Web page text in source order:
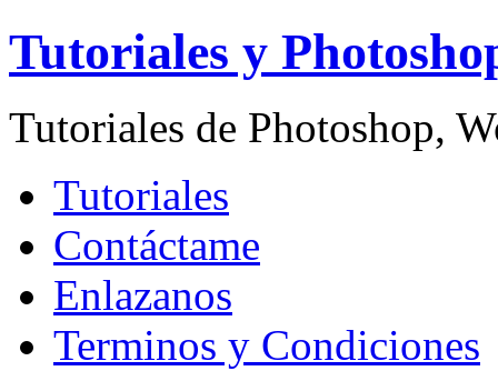
Tutoriales y
Tutoriales de Photoshop,
Tutoriales
Contáctame
Enlazanos
Terminos y Condiciones